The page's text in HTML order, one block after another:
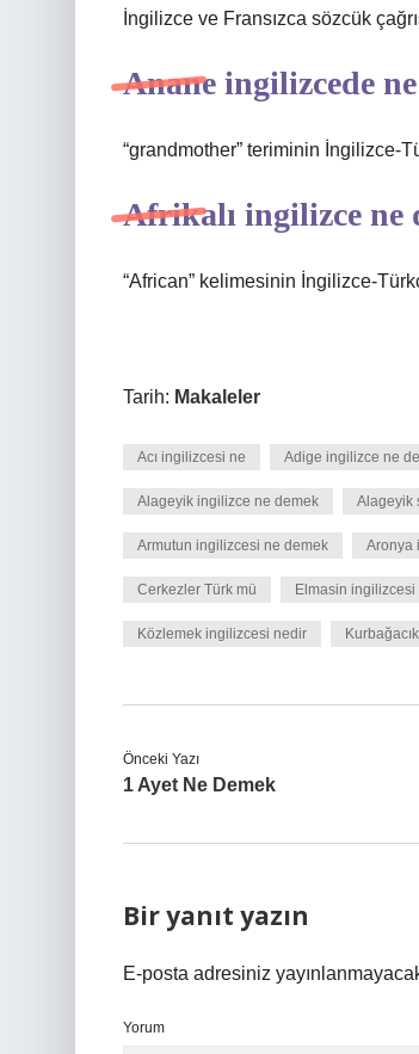
İngilizce ve Fransızca sözcük
Anane ingilizcede
“grandmother” teriminin İngilizce-
Afrikalı ingilizce ne
“African” kelimesinin İngilizce-
Tarih: Makaleler
Acı ingilizcesi ne Adige ingilizce ne
Alageyik ingilizce ne demek Alageyik
Armutun ingilizcesi ne demek Aronya
Cerkezler Türk mü Elmasin ingilizcesi
Közlemek ingilizcesi nedir
Önceki Yazı
1 Ayet Ne Demek
Bir yanıt yazın
E-posta adresiniz
Yorum